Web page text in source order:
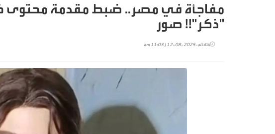
مفاجأة في مصر.. ضبط مقدمة محتوى
"ذكر"!! صور
الثلاثاء-2025-08-12 | 11:03 am